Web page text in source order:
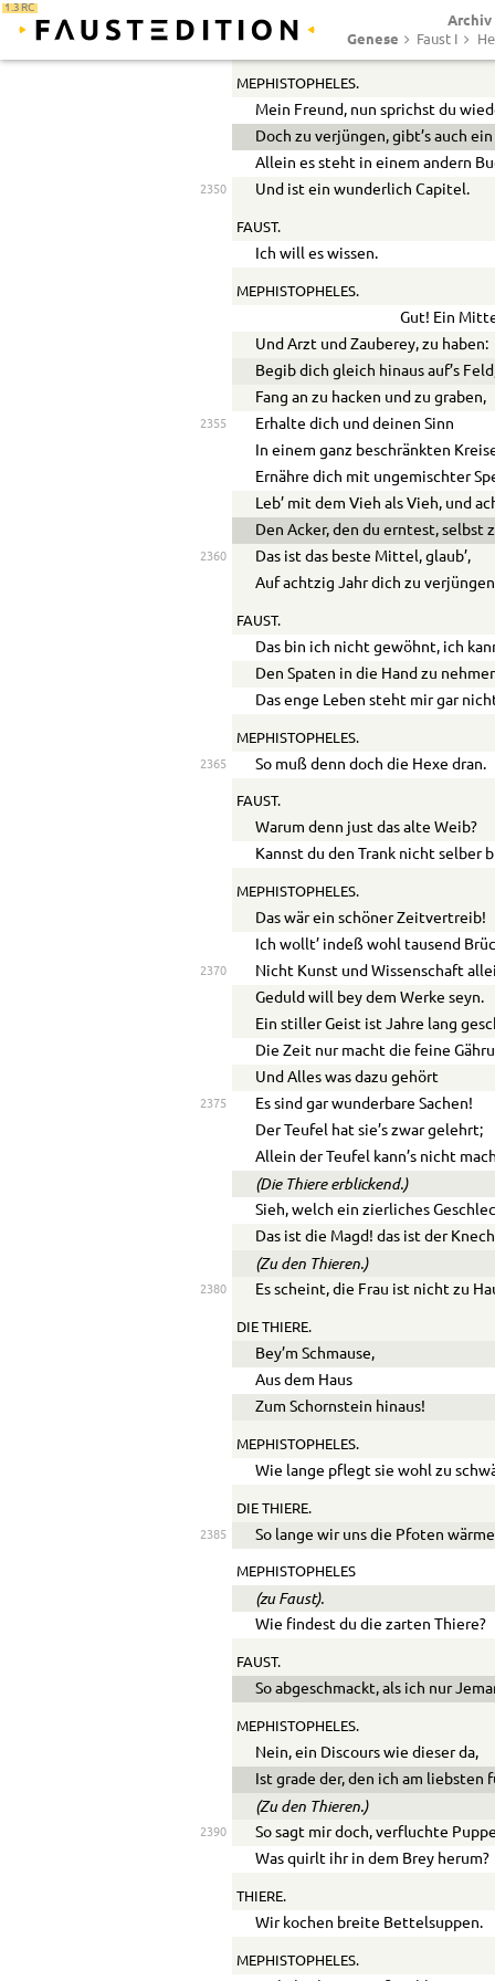
1.3 RC
Archiv
Genese
Faust I
2345
Hat die Natur und hat ein edler
Nicht irgend einen Balsam
MEPHISTOPHELES.
Mein Freund, nun sprichst du
Doch zu verjüngen, gibt’s auch
Allein es steht in einem andern
2350 Und ist ein wunderlich Capitel.
FAUST.
Ich will es wissen.
MEPHISTOPHELES.
Gut! Ein
Und Arzt und Zauberey, zu haben:
Begib dich gleich hinaus auf’s
Fang an zu hacken und zu graben,
2355
Erhalte dich und deinen Sinn
In einem ganz beschränkten
Ernähre dich mit ungemischter
Leb’ mit dem Vieh als Vieh, und
Den Acker, den du erntest, selbst
2360
Das ist das beste Mittel, glaub’,
Auf achtzig Jahr dich zu
FAUST.
Das bin ich nicht gewöhnt, ich
Den Spaten in die Hand zu
Das enge Leben steht mir gar
MEPHISTOPHELES.
2365 So muß denn doch die Hexe dran.
FAUST.
Warum denn just das alte Weib?
Kannst du den Trank nicht selber
MEPHISTOPHELES.
Das wär ein schöner Zeitvertreib!
Ich wollt’ indeß wohl tausend
2370
Nicht Kunst und Wissenschaft
Geduld will bey dem Werke seyn.
Ein stiller Geist ist Jahre lang
Die Zeit nur macht die feine
Und Alles was dazu gehört
2375
Es sind gar wunderbare Sachen!
Der Teufel hat sie’s zwar gelehrt;
Allein der Teufel kann’s nicht
(Die Thiere erblickend.)
Sieh, welch ein zierliches
Das ist die Magd! das ist der
(Zu den Thieren.)
2380 Es scheint, die Frau ist nicht zu
DIE THIERE.
Bey’m Schmause,
Aus dem Haus
Zum Schornstein hinaus!
MEPHISTOPHELES.
Wie lange pflegt sie wohl zu
DIE THIERE.
2385 So lange wir uns die Pfoten
MEPHISTOPHELES
(zu Faust).
Wie findest du die zarten Thiere?
FAUST.
So abgeschmackt, als ich nur
MEPHISTOPHELES.
Nein, ein Discours wie dieser da,
Ist grade der, den ich am liebsten
(Zu den Thieren.)
2390
So sagt mir doch, verfluchte
Was quirlt ihr in dem Brey herum?
THIERE.
Wir kochen breite Bettelsuppen.
MEPHISTOPHELES.